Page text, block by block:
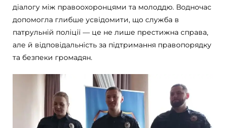
діалогу між правоохоронцями та молоддю. Водночас
допомогла глибше усвідомити, що служба в
патрульній поліції — це не лише престижна справа,
але й відповідальність за підтримання правопорядку
та безпеки громадян.